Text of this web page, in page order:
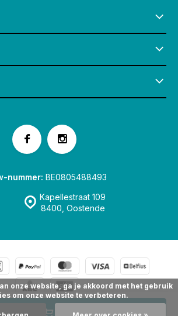
Toevoegen
Kapellestraat 109
8400, Oostende
nummer: BE0805488493
Fox & Co Oostende Sitemap
onze website, ga je akkoord met het gebruik
om onze website te verbeteren.